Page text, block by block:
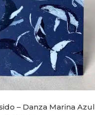
– Danza Marina Azul